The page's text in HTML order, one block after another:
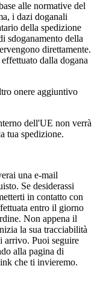
alle normative del
i dazi doganali
della spedizione
sdoganamento della
direttamente.
dalla dogana
onere aggiuntivo
dell'UE non verrà
tua spedizione.
una e-mail
Se desiderassi
in contatto con
entro il giorno
Non appena il
la sua tracciabilità
arrivo. Puoi seguire
alla pagina di
che ti invieremo.